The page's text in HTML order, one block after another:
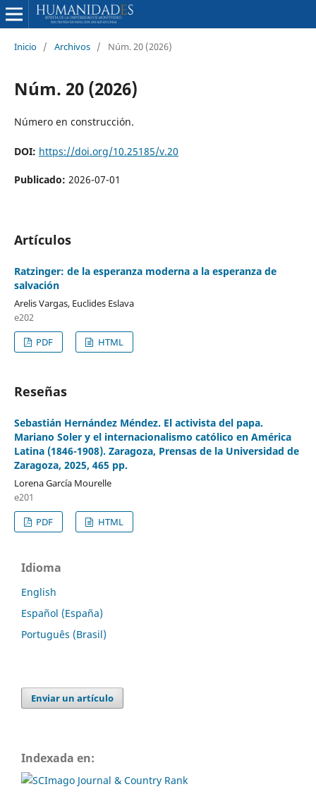
Inicio / Archivos / Núm. 20 (2026)
Núm. 20 (2026)
Número en construcción.
DOI: https://doi.org/10.25185/v.20
Publicado: 2026-07-01
Artículos
Ratzinger: de la esperanza moderna a la esperanza de
salvación
Arelis Vargas, Euclides Eslava
e202
PDF
HTML
Reseñas
Sebastián Hernández Méndez. El activista del papa.
Mariano Soler y el internacionalismo católico en América
Latina (1846-1908). Zaragoza, Prensas de la Universidad de
Zaragoza, 2025, 465 pp.
Lorena García Mourelle
e201
PDF
HTML
Idioma
English
Español (España)
Português (Brasil)
Enviar un artículo
Indexada en: